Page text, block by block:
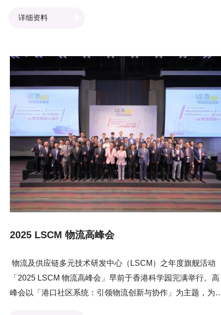
LSCM「多元领域扩展机械人」的迷你篮球投射游戏，参加者
缐，以展示「低空经济」的应用概念。此外，LSCM亦向公众
介绍了专为长者而设的「个人化聊天机械人」，展示创新科
如何提升长者的情绪健康与生活质素。 LSCM的展位成为本
次活动最受欢迎的亮点之一，以互动且富趣味的方式呈现多
新兴科技。
详细资料
2025 LSCM 物流高峰会
物流及供应链多元技术研发中心（LSCM）之年度旗舰活动
「2025 LSCM 物流高峰会」早前于香港科学园完满举行。高
峰会以「港口社区系统：引领物流创新与协作」为主题，为